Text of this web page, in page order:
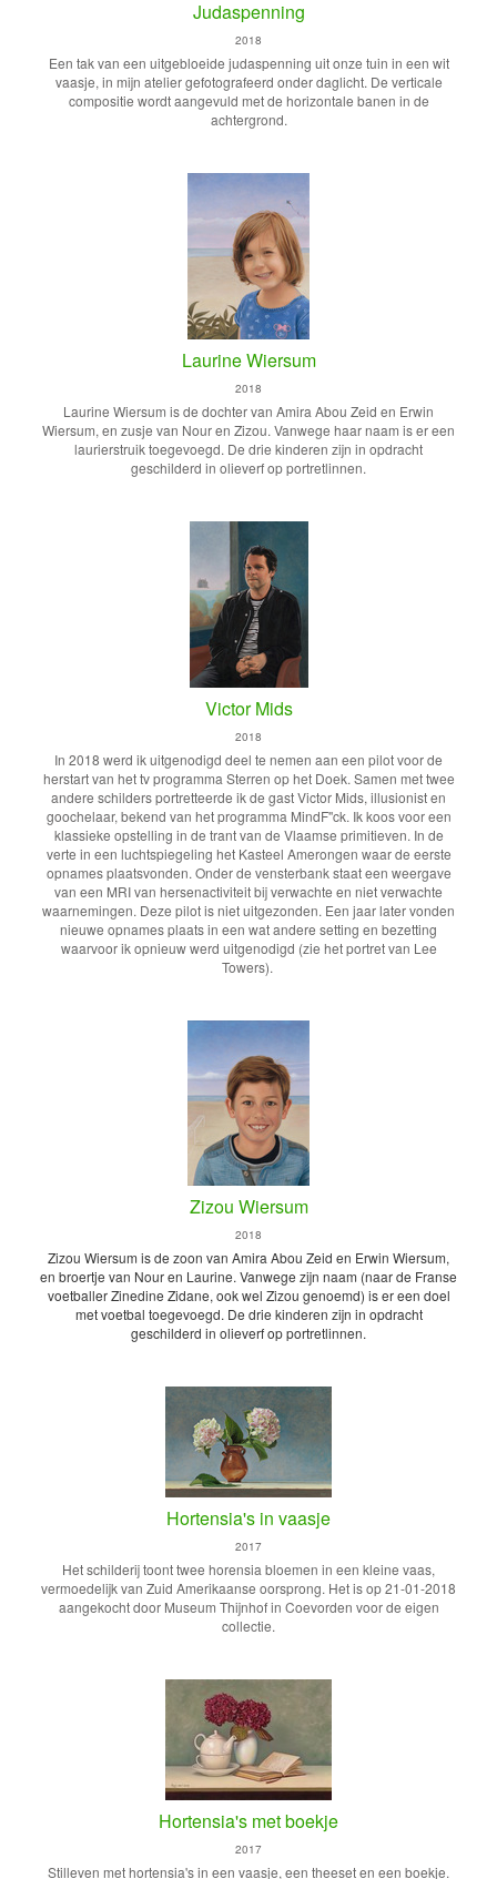
Judaspenning
2018
Een tak van een uitgebloeide judaspenning uit onze tuin in een wit
vaasje, in mijn atelier gefotografeerd onder daglicht. De verticale
compositie wordt aangevuld met de horizontale banen in de
achtergrond.
Laurine Wiersum
2018
Laurine Wiersum is de dochter van Amira Abou Zeid en Erwin
Wiersum, en zusje van Nour en Zizou. Vanwege haar naam is er een
laurierstruik toegevoegd. De drie kinderen zijn in opdracht
geschilderd in olieverf op portretlinnen.
Victor Mids
2018
In 2018 werd ik uitgenodigd deel te nemen aan een pilot voor de
herstart van het tv programma Sterren op het Doek. Samen met twee
andere schilders portretteerde ik de gast Victor Mids, illusionist en
goochelaar, bekend van het programma MindF''ck. Ik koos voor een
klassieke opstelling in de trant van de Vlaamse primitieven. In de
verte in een luchtspiegeling het Kasteel Amerongen waar de eerste
opnames plaatsvonden. Onder de vensterbank staat een weergave
van een MRI van hersenactiviteit bij verwachte en niet verwachte
waarnemingen. Deze pilot is niet uitgezonden. Een jaar later vonden
nieuwe opnames plaats in een wat andere setting en bezetting
waarvoor ik opnieuw werd uitgenodigd (zie het portret van Lee
Towers).
Zizou Wiersum
2018
Zizou Wiersum is de zoon van Amira Abou Zeid en Erwin Wiersum,
en broertje van Nour en Laurine. Vanwege zijn naam (naar de Franse
voetballer Zinedine Zidane, ook wel Zizou genoemd) is er een doel
met voetbal toegevoegd. De drie kinderen zijn in opdracht
geschilderd in olieverf op portretlinnen.
Hortensia's in vaasje
2017
Het schilderij toont twee horensia bloemen in een kleine vaas,
vermoedelijk van Zuid Amerikaanse oorsprong. Het is op 21-01-2018
aangekocht door Museum Thijnhof in Coevorden voor de eigen
collectie.
Hortensia's met boekje
2017
Stilleven met hortensia's in een vaasje, een theeset en een boekje.